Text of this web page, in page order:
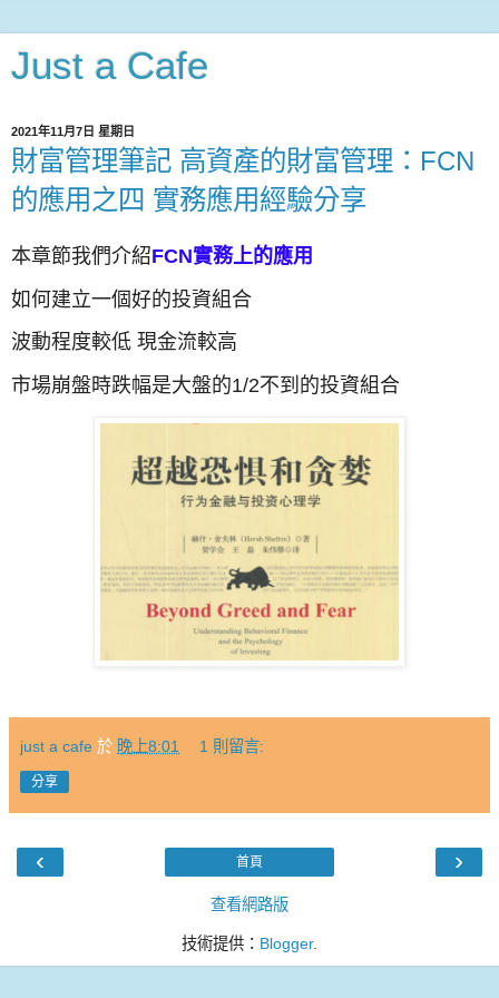
Just a Cafe
2021年11月7日 星期日
財富管理筆記 高資產的財富管理：FCN
的應用之四 實務應用經驗分享
本章節我們介紹FCN實務上的應用
如何建立一個好的投資組合
波動程度較低 現金流較高
市場崩盤時跌幅是大盤的1/2不到的投資組合
just a cafe 於 晚上8:01 1 則留言:
分享
‹ ›
首頁
查看網路版
技術提供： Blogger.